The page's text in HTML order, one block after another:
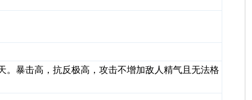
。暴击高，抗反极高，攻击不增加敌人精气且无法格